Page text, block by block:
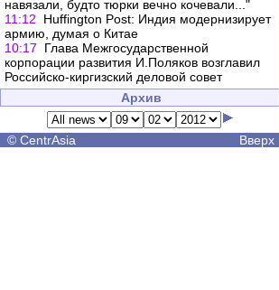
навязали, будто тюрки вечно кочевали..."
11:12
Huffington Post: Индия модернизирует
армию, думая о Китае
10:17
Глава Межгосударственной
корпорации развития И.Поляков возглавил
Российско-киргизский деловой совет
Архив
© CentrAsia Вверх